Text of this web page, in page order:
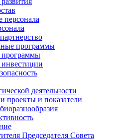
персонала
программы
деятельности
проекты и показатели
Председателя Совета